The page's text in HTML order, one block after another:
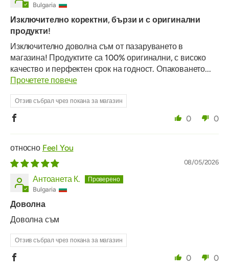
Bulgaria
Изключително коректни, бързи и с оригинални
продукти!
Изключително доволна съм от пазаруването в
магазина! Продуктите са 100% оригинални, с високо
качество и перфектен срок на годност. Опаковането...
Прочетете повече
Отзив събрал чрез покана за магазин
0 0
Feel You
08/05/2026
Антоанета К.
Bulgaria
Доволна
Доволна съм
Отзив събрал чрез покана за магазин
0 0